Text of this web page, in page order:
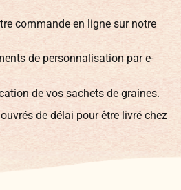
commande en ligne sur notre
de personnalisation par e-
de vos sachets de graines.
de délai pour être livré chez